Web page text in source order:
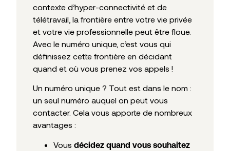
contexte d’hyper-connectivité et de
télétravail, la frontière entre votre vie privée
et votre vie professionnelle peut être floue.
Avec le numéro unique, c’est vous qui
définissez cette frontière en décidant
quand et où vous prenez vos appels !
Un numéro unique ? Tout est dans le nom :
un seul numéro auquel on peut vous
contacter. Cela vous apporte de nombreux
avantages :
Vous décidez quand vous souhaitez